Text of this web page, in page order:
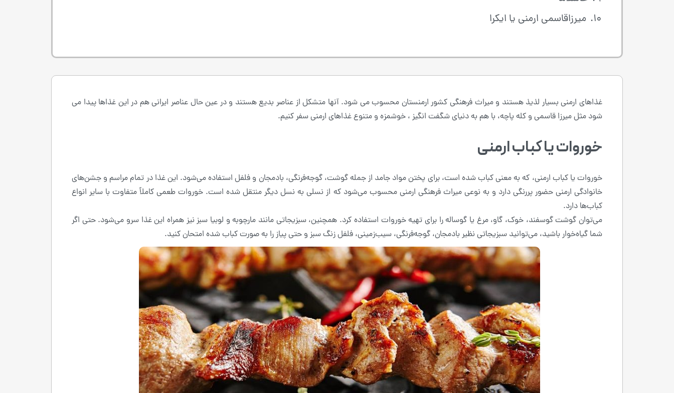
میرزاقاسمی ارمنی یا ایکرا
غذاهای ارمنی بسیار لذیذ هستند و میراث فرهنگی کشور ارمنستان محسوب می شود. آنها متشکل از عناصر بدیع هستند و در عین حال عناصر ایرانی هم در این غذاها پیدا می
شود مثل میرزا قاسمی و کله پاچه، با هم به دنیای شگفت انگیز ، خوشمزه و متنوع غذاهای ارمنی سفر کنیم.
خوروات یا کباب ارمنی
خوروات یا کباب ارمنی، که به معنی کباب شده است، برای پختن مواد جامد از جمله گوشت، گوجه‌فرنگی، بادمجان و فلفل استفاده می‌شود. این غذا در تمام مراسم و جشن‌های
خانوادگی ارمنی حضور پررنگی دارد و به نوعی میراث فرهنگی ارمنی محسوب می‌شود که از نسلی به نسل دیگر منتقل شده است. خوروات طعمی کاملاً متفاوت با سایر انواع
کباب‌ها دارد.
می‌توان گوشت گوسفند، خوک، گاو، مرغ یا گوساله را برای تهیه خوروات استفاده کرد. همچنین، سبزیجاتی مانند مارچوبه و لوبیا سبز نیز همراه این غذا سرو می‌شود. حتی اگر
شما گیاه‌خوار باشید، می‌توانید سبزیجاتی نظیر بادمجان، گوجه‌فرنگی، سیب‌زمینی، فلفل زنگ سبز و حتی پیاز را به صورت کباب شده امتحان کنید.